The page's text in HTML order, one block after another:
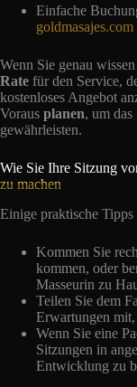
Einfache
goldmasajes.com
Wenn Sie genau
Rate für den Service,
kostenloses Angebot
Voraus planen, um
gewährleisten.
Wie Sie Ihre Sitzung
zu machen
Einige praktische
Kommen Sie
kommen, oder
Masseurin zu
Teilen Sie dem
Erwartungen mit,
Wenn Sie eine
Sitzungen in
Entwicklung zu